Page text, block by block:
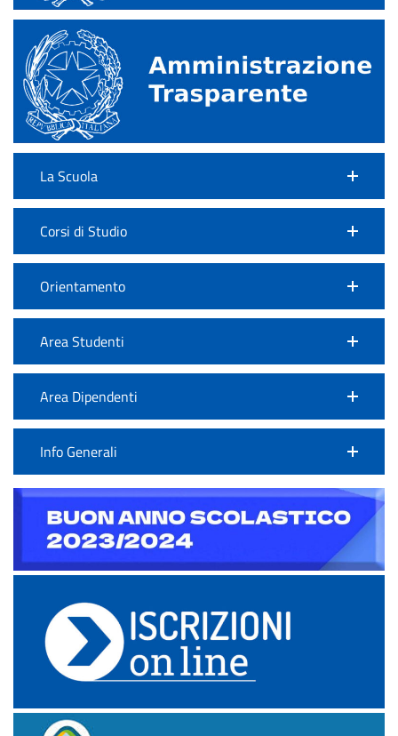
La Scuola
Corsi di Studio
Orientamento
Area Studenti
Area Dipendenti
Info Generali